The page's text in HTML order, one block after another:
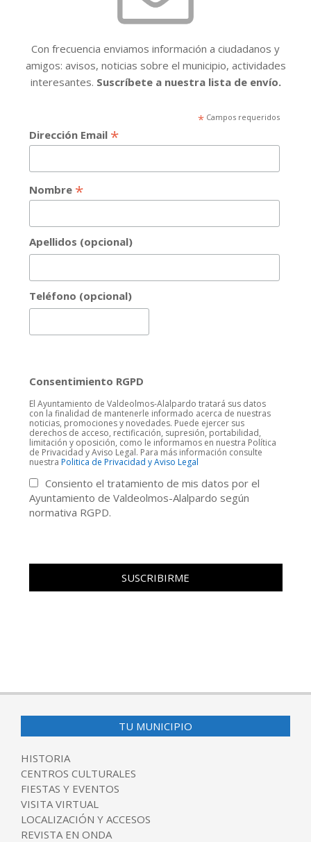
Con frecuencia enviamos información a ciudadanos y
amigos: avisos, noticias sobre el municipio, actividades
interesantes. Suscríbete a nuestra lista de envío.
*Campos requeridos
Dirección Email *
Nombre *
Apellidos (opcional)
Teléfono (opcional)
Consentimiento RGPD
El Ayuntamiento de Valdeolmos-Alalpardo tratará sus datos
con la finalidad de mantenerle informado acerca de nuestras
noticias, promociones y novedades. Puede ejercer sus
derechos de acceso, rectificación, supresión, portabilidad,
limitación y oposición, como le informamos en nuestra Política
de Privacidad y Aviso Legal. Para más información consulte
nuestra Politica de Privacidad y Aviso Legal
Consiento el tratamiento de mis datos por el
Ayuntamiento de Valdeolmos-Alalpardo según
normativa RGPD.
TU MUNICIPIO
HISTORIA
CENTROS CULTURALES
FIESTAS Y EVENTOS
VISITA VIRTUAL
LOCALIZACIÓN Y ACCESOS
REVISTA EN ONDA